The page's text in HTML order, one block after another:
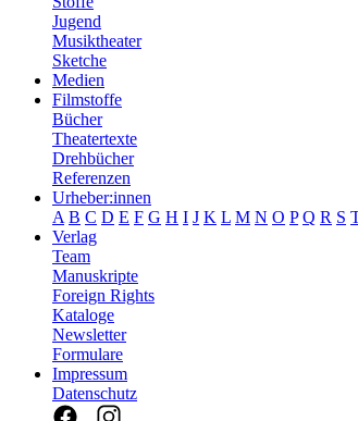
Jugend
Musiktheater
Sketche
Medien
Filmstoffe
Bücher
Theatertexte
Drehbücher
Referenzen
Urheber:innen
A B C D E F G H I J K L M N O P Q R S
Verlag
Team
Manuskripte
Foreign Rights
Kataloge
Newsletter
Formulare
Impressum
Datenschutz